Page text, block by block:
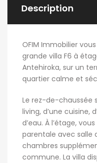
Description
OFIM Immobilier
grande villa F6 à
Antehiroka, sur un
quartier calme et
Le rez-de-chaussée
living, d’une cuisine,
d’eau. À l’étage,
parentale avec salle
chambres
commune. La villa